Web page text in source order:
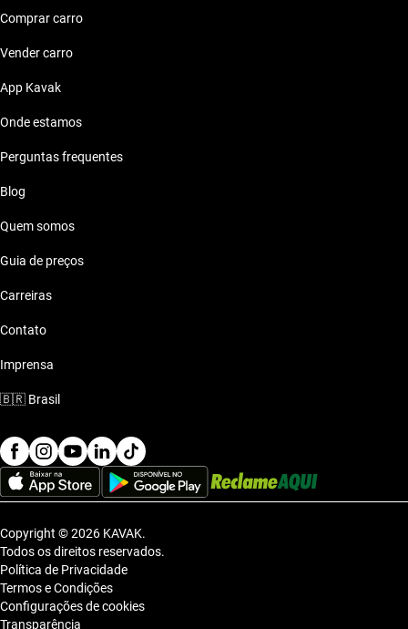
Comprar carro
Vender carro
App Kavak
Onde estamos
Perguntas frequentes
Blog
Quem somos
Guia de preços
Carreiras
Contato
Imprensa
🇧🇷 Brasil
Copyright © 2026 KAVAK.
Todos os direitos reservados.
Política de Privacidade
Termos e Condições
Configurações de cookies
Transparência